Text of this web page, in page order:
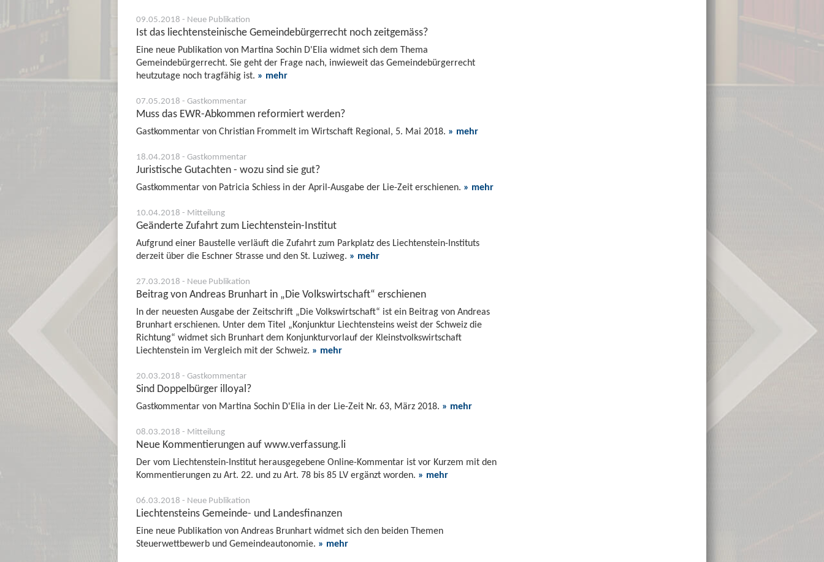
09.05.2018 - Neue Publikation
Ist das liechtensteinische Gemeindebürgerrecht noch zeitgemäss?
Eine neue Publikation von Martina Sochin D'Elia widmet sich dem Thema
Gemeindebürgerrecht. Sie geht der Frage nach, inwieweit das Gemeindebürgerrecht
heutzutage noch tragfähig ist. » mehr
07.05.2018 - Gastkommentar
Muss das EWR-Abkommen reformiert werden?
Gastkommentar von Christian Frommelt im Wirtschaft Regional, 5. Mai 2018. » mehr
18.04.2018 - Gastkommentar
Juristische Gutachten - wozu sind sie gut?
Gastkommentar von Patricia Schiess in der April-Ausgabe der Lie-Zeit erschienen. » mehr
10.04.2018 - Mitteilung
Geänderte Zufahrt zum Liechtenstein-Institut
Aufgrund einer Baustelle verläuft die Zufahrt zum Parkplatz des Liechtenstein-Instituts
derzeit über die Eschner Strasse und den St. Luziweg. » mehr
27.03.2018 - Neue Publikation
Beitrag von Andreas Brunhart in „Die Volkswirtschaft“ erschienen
In der neuesten Ausgabe der Zeitschrift „Die Volkswirtschaft“ ist ein Beitrag von Andreas
Brunhart erschienen. Unter dem Titel „Konjunktur Liechtensteins weist der Schweiz die
Richtung“ widmet sich Brunhart dem Konjunkturvorlauf der Kleinstvolkswirtschaft
Liechtenstein im Vergleich mit der Schweiz. » mehr
20.03.2018 - Gastkommentar
Sind Doppelbürger illoyal?
Gastkommentar von Martina Sochin D'Elia in der Lie-Zeit Nr. 63, März 2018. » mehr
08.03.2018 - Mitteilung
Neue Kommentierungen auf www.verfassung.li
Der vom Liechtenstein-Institut herausgegebene Online-Kommentar ist vor Kurzem mit den
Kommentierungen zu Art. 22. und zu Art. 78 bis 85 LV ergänzt worden. » mehr
06.03.2018 - Neue Publikation
Liechtensteins Gemeinde- und Landesfinanzen
Eine neue Publikation von Andreas Brunhart widmet sich den beiden Themen
Steuerwettbewerb und Gemeindeautonomie. » mehr